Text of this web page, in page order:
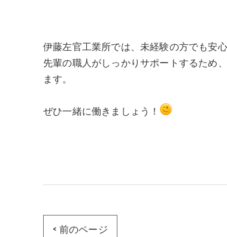
伊藤左官工業所では、未経験の方でも安
先輩の職人がしっかりサポートするため
ます。
ぜひ一緒に働きましょう！
< 前のページ